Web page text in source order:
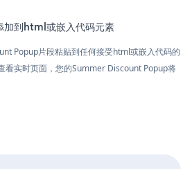
到html或嵌入代码元素
Popup片段粘贴到任何接受html或嵌入代码的
看实时页面，您的Summer Discount Popup将